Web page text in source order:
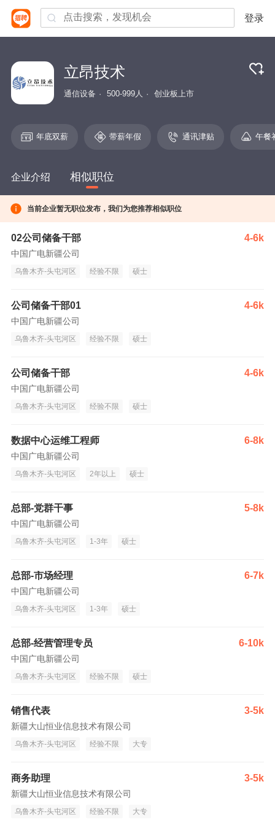
登录
立昂技术
通信设备 500-999人 创业板上市
年底双薪 带薪年假 通讯津贴 午餐
企业介绍 相似职位
当前企业暂无职位发布，我们为您推荐相似职位
02公司储备干部 4-6k
中国广电新疆公司
乌鲁木齐-头屯河区 经验不限 硕士
公司储备干部01 4-6k
中国广电新疆公司
乌鲁木齐-头屯河区 经验不限 硕士
公司储备干部 4-6k
中国广电新疆公司
乌鲁木齐-头屯河区 经验不限 硕士
数据中心运维工程师 6-8k
中国广电新疆公司
乌鲁木齐-头屯河区 2年以上 硕士
总部-党群干事 5-8k
中国广电新疆公司
乌鲁木齐-头屯河区 1-3年 硕士
总部-市场经理 6-7k
中国广电新疆公司
乌鲁木齐-头屯河区 1-3年 硕士
总部-经营管理专员 6-10k
中国广电新疆公司
乌鲁木齐-头屯河区 经验不限 硕士
销售代表 3-5k
新疆大山恒业信息技术有限公司
乌鲁木齐-头屯河区 经验不限 大专
商务助理 3-5k
新疆大山恒业信息技术有限公司
乌鲁木齐-头屯河区 经验不限 大专